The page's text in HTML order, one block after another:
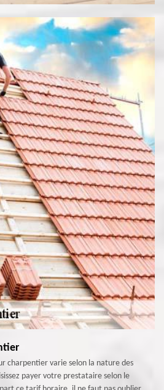
charpentier varie selon la nature des
payer votre prestataire selon le